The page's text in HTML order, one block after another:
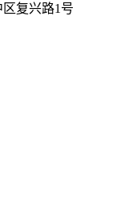
复兴路1号